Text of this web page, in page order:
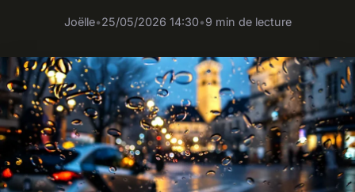
Joëlle•25/05/2026 14:30•9 min de lecture